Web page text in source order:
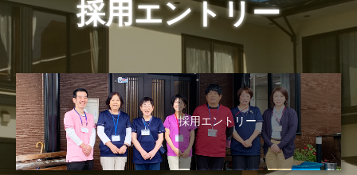
採用エントリー
採用エントリー